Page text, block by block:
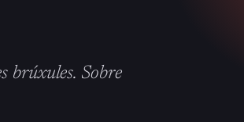
brúxules. Sobre